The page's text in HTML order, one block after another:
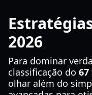
2026
Para dominar
classificação do
olhar além do